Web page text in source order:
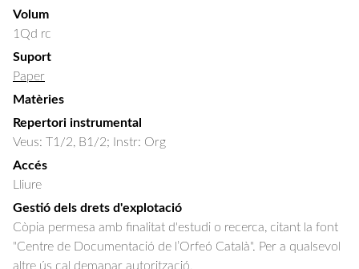
Volum
1Qd rc
Suport
Paper
Matèries
Repertori instrumental
Veus: T1/2, B1/2; Instr: Org
Accés
Lliure
Gestió dels drets d'explotació
Còpia permesa amb finalitat d'estudi o recerca, citant la font
"Centre de Documentació de l’Orfeó Català". Per a qualsevol
altre ús cal demanar autorització.